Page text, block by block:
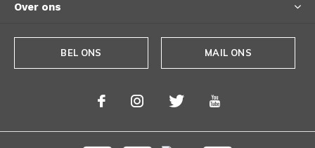
Over ons
BEL ONS MAIL ONS